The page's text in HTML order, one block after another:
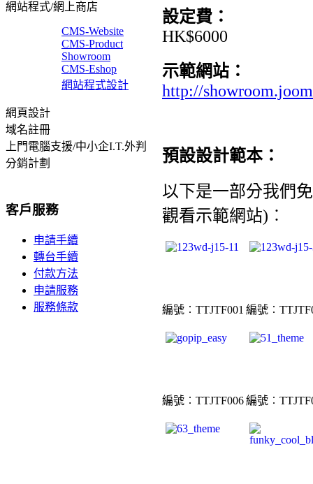
網站程式/網上商店
CMS-Website
CMS-Product
Showroom
CMS-Eshop
網站程式設計
網頁設計
域名註冊
上門電腦支援/中小企I.T.外判
分銷計劃
客戶服務
申請手續
轉台手續
付款方法
申請服務
服務條款
設定費：
HK$6000
示範網站：
http://
預設設計範本：
以下是一部分我們
觀看示範網站)︰
編號︰TTJTF001 編號
編號︰TTJTF006編號